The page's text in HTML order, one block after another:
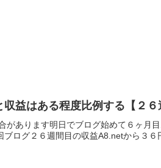
益はある程度比例する【２６
があります明日でブログ始めて６ヶ月
ログ２６週間目の収益A8.netから３６